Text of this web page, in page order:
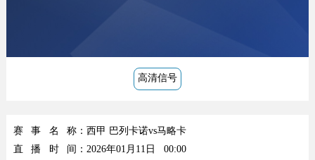
高清信号
赛事名称：西甲 巴列卡诺vs马略卡
直播时间 ：2026年01月11日 00:00